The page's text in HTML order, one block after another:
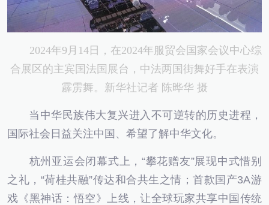
2024年9月14日，在2024年服贸会国家会议中心综
合展区的主宾国法国展台，中法两国街舞好手在表演
霹雳舞。新华社记者 陈晔华 摄
当中华民族伟大复兴进入不可逆转的历史进程，
国际社会日益关注中国、希望了解中华文化。
杭州亚运会闭幕式上，“攀花赠友”展现中式惜别
之礼，“荷桂共融”传达和合共生之情；首款国产3A游
戏《黑神话：悟空》上线，让全球玩家共享中国传统